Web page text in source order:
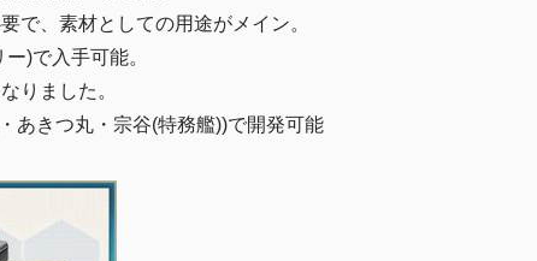
で、素材としての用途がメイン。
)で入手可能。
りました。
あきつ丸・宗谷(特務艦))で開発可能